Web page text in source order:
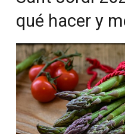
qué hacer y